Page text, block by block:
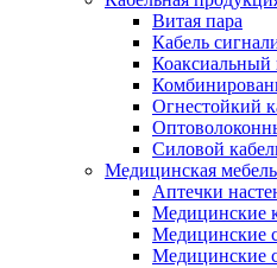
Витая пара
Кабель
Коаксиальный
Огнестойкий
Силовой
Медицинская мебель
Аптечки
Медицинские
Медицинские
Медицинские